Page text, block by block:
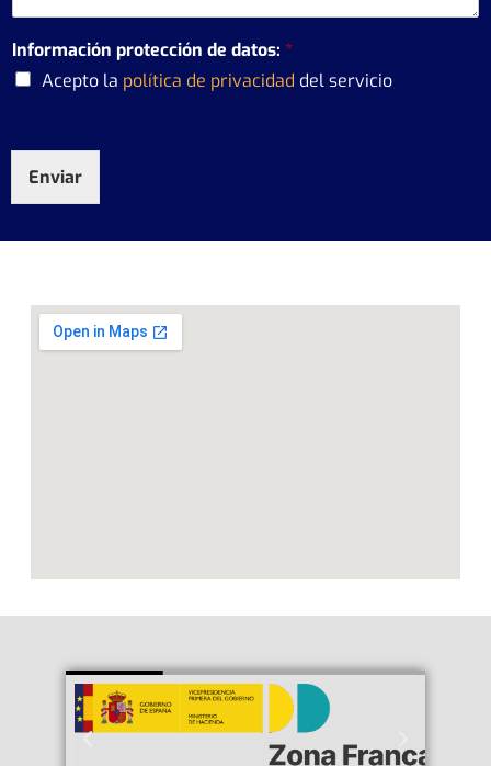
Información protección de datos: *
Acepto la política de privacidad del servicio
Enviar